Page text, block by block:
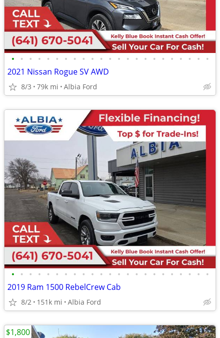
• • • • • • • • • • • • • • • • • • • • • • •
2021 Nissan Rogue SV AWD
8/3 79k mi Albia Ford
• • • • • • • • • • • • • • • • • • • • • • •
2019 Ram 1500 RebelCrew Cab
8/2 151k mi Albia Ford
$1,800